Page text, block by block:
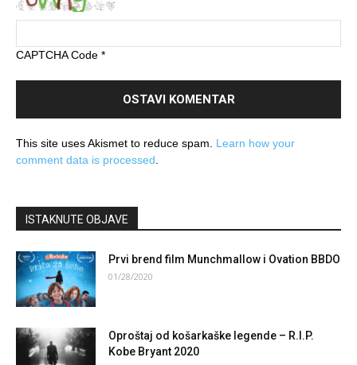
CAPTCHA Code *
This site uses Akismet to reduce spam. Learn how your
comment data is processed
ISTAKNUTE OBJAVE
Prvi brend film Munchmallow i Ovation BBDO
01/28/2020
Oproštaj od košarkaške legende – R.I.P.
Kobe Bryant 2020